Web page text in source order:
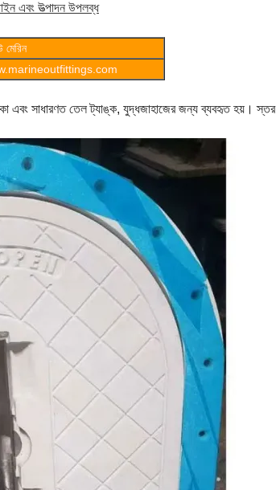
এবং উত্পাদন উপলব্ধ
মেরিন
এবং সাধারণত তেল ট্যাঙ্ক, যুদ্ধজাহাজের জন্য ব্যবহৃত হয়। স্তর